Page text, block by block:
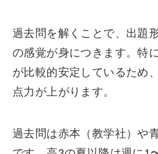
過去問を解くことで、出題
の感覚が身につきます。特
が比較的安定しているため
点力が上がります。
過去問は赤本（教学社）や